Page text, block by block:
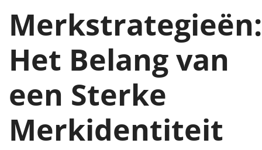
Merkstrategieën:
Het Belang van
een Sterke
Merkidentiteit